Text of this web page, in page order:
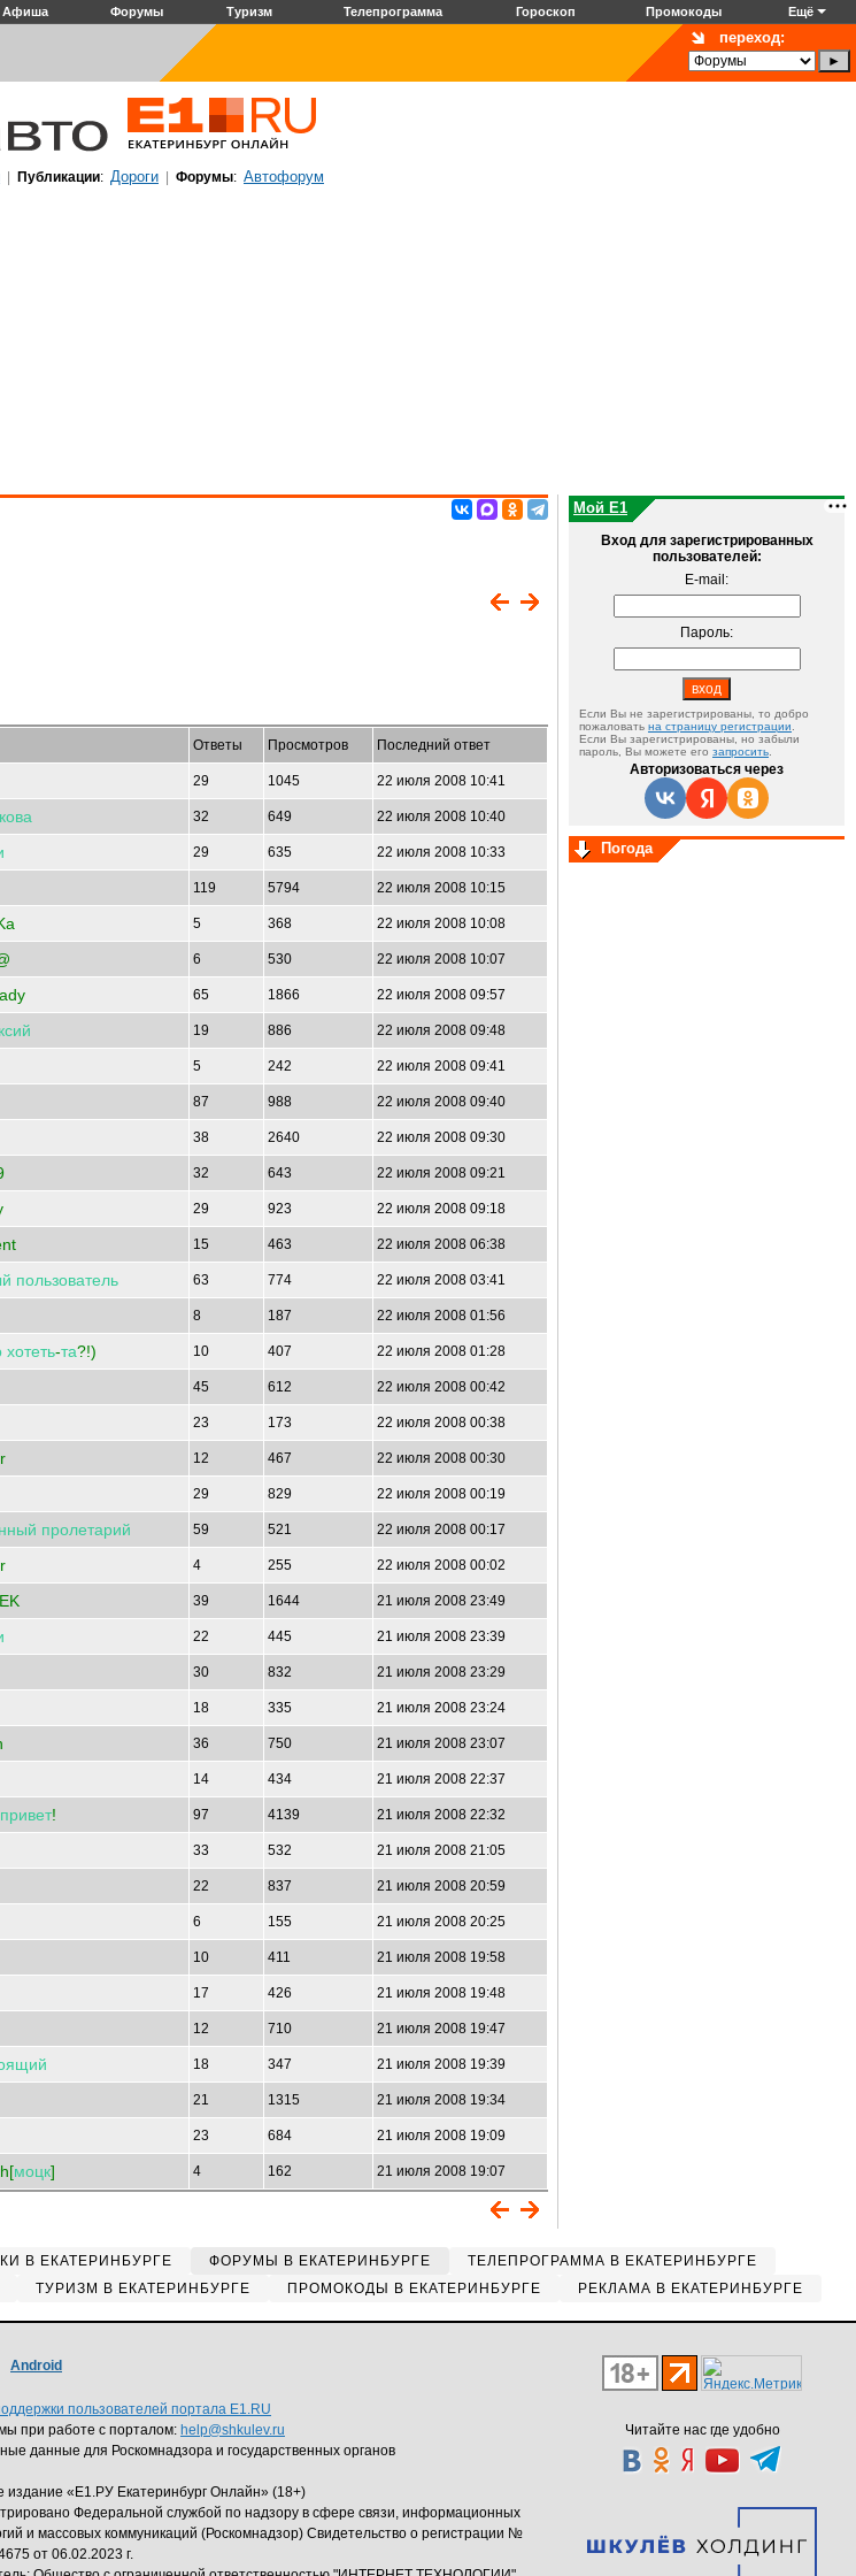
Афиша Форумы Туризм Телепрограмма Гороскоп Промокоды Ещё
переход:
Публикации: Дороги Форумы: Автофорум
Ответы Просмотров Последний ответ
29 1045 22 июля 2008 10:41
32 649 22 июля 2008 10:40
29 635 22 июля 2008 10:33
119 5794 22 июля 2008 10:15
5 368 22 июля 2008 10:08
6 530 22 июля 2008 10:07
65 1866 22 июля 2008 09:57
19 886 22 июля 2008 09:48
5 242 22 июля 2008 09:41
87 988 22 июля 2008 09:40
38 2640 22 июля 2008 09:30
32 643 22 июля 2008 09:21
29 923 22 июля 2008 09:18
15 463 22 июля 2008 06:38
пользователь 63 774 22 июля 2008 03:41
8 187 22 июля 2008 01:56
хотеть-та?!) 10 407 22 июля 2008 01:28
45 612 22 июля 2008 00:42
23 173 22 июля 2008 00:38
12 467 22 июля 2008 00:30
29 829 22 июля 2008 00:19
пролетарий 59 521 22 июля 2008 00:17
4 255 22 июля 2008 00:02
39 1644 21 июля 2008 23:49
22 445 21 июля 2008 23:39
30 832 21 июля 2008 23:29
18 335 21 июля 2008 23:24
36 750 21 июля 2008 23:07
14 434 21 июля 2008 22:37
привет! 97 4139 21 июля 2008 22:32
33 532 21 июля 2008 21:05
22 837 21 июля 2008 20:59
6 155 21 июля 2008 20:25
10 411 21 июля 2008 19:58
17 426 21 июля 2008 19:48
12 710 21 июля 2008 19:47
18 347 21 июля 2008 19:39
21 1315 21 июля 2008 19:34
23 684 21 июля 2008 19:09
моцк] 4 162 21 июля 2008 19:07
Мой E1
Вход для зарегистрированных
пользователей:
E-mail:
Пароль:
Если Вы не зарегистрированы, то добро
пожаловать на страницу регистрации
Если Вы зарегистрированы, но забыли
пароль, Вы можете его запросить
Авторизоваться через
Погода
В ЕКАТЕРИНБУРГЕ ФОРУМЫ В ЕКАТЕРИНБУРГЕ
ТЕЛЕПРОГРАММА В ЕКАТЕРИНБУРГЕ
ТУРИЗМ В ЕКАТЕРИНБУРГЕ ПРОМОКОДЫ В ЕКАТЕРИНБУРГЕ РЕКЛАМА В ЕКАТЕРИНБУРГЕ
Читайте нас где удобно
Android
пользователей портала E1.RU
при работе с порталом: help@shkulev.ru
данные для Роскомнадзора и государственных органов
издание «Е1.РУ Екатеринбург Онлайн» (18+)
Федеральной службой по надзору в сфере связи, информационных
и массовых коммуникаций (Роскомнадзор) Свидетельство о регистрации №
от 06.02.2023 г.